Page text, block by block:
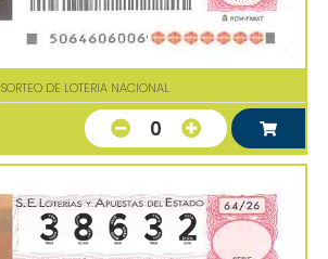
SORTEO DE LOTERIA NACIONAL
0